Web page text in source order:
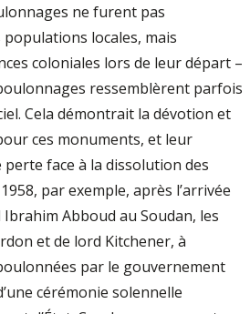
ne furent pas
locales, mais
coloniales lors de leur départ –
ressemblèrent parfois
Cela démontrait la dévotion et
ces monuments, et leur
face à la dissolution des
par exemple, après l’arrivée
Abboud au Soudan, les
et de lord Kitchener, à
par le gouvernement
cérémonie solennelle